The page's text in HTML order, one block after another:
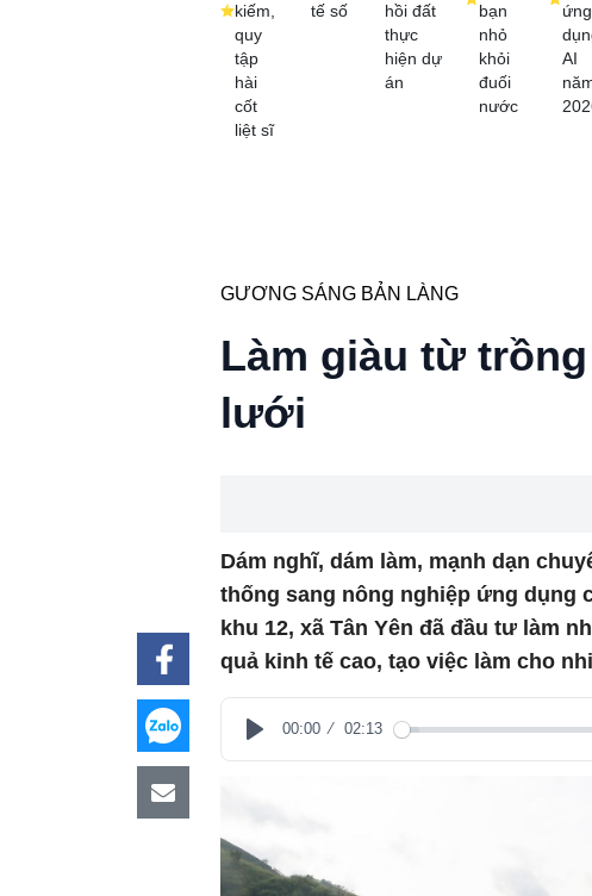
kiếm,
quy
tập
hài
cốt
liệt sĩ
tế số
hồi đất
thực
hiện dự
án
bạn
nhỏ
khỏi
đuối
nước
ứng
AI
GƯƠNG SÁNG BẢN LÀNG
Làm giàu từ
lưới
Dám nghĩ, dám làm, mạnh dạn
thống sang nông nghiệp ứng dụng
khu 12, xã Tân Yên đã đầu tư làm
quả kinh tế cao, tạo việc làm cho
Play
00:00 02:13